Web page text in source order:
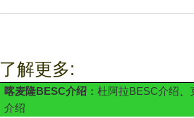
了解更多:
喀麦隆BESC介绍： 杜阿拉BESC介绍
介绍